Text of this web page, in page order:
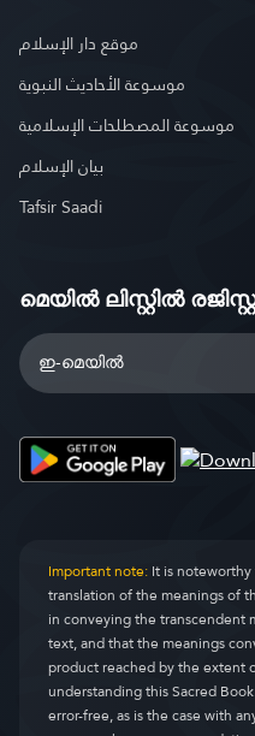
موقع دار الإسلام
موسوعة الأحاديث النبوية
موسوعة المصطلحات الإسلامية
بيان الإسلام
Tafsir Saadi
മെയിൽ ലിസ്റ്റിൽ
Important note:It is
translation of the meanings of
in conveying the transcendent
text, and that the meanings
product reached by the extent
understanding this Sacred
error-free, as is the case with